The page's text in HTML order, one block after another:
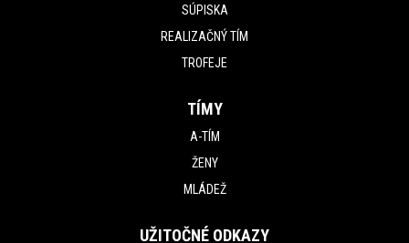
SÚPISKA
REALIZAČNÝ TÍM
TROFEJE
TÍMY
A-TÍM
ŽENY
MLÁDEŽ
UŽITOČNÉ ODKAZY